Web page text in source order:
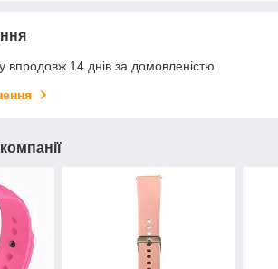
впродовж 14 днів за домовленістю